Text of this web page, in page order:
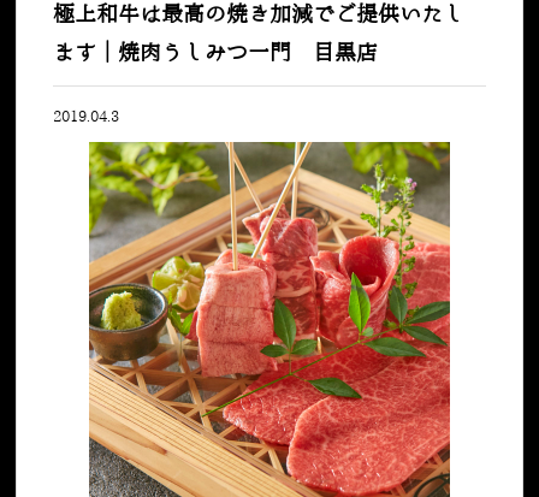
極上和牛は最高の焼き加減でご提供いたし
ます｜焼肉うしみつ一門 目黒店
2019.04.3